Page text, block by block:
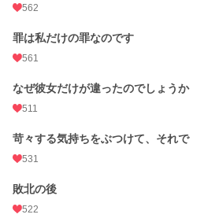
562
罪は私だけの罪なのです
561
なぜ彼女だけが違ったのでしょうか
511
苛々する気持ちをぶつけて、それで
531
敗北の後
522